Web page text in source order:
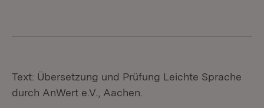
Text: Übersetzung und Prüfung Leichte Sprache
durch AnWert e.V., Aachen.